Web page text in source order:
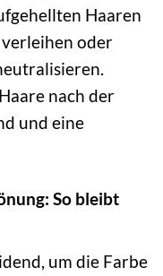
Haaren
oder
nach der
und eine
So bleibt
um die Farbe